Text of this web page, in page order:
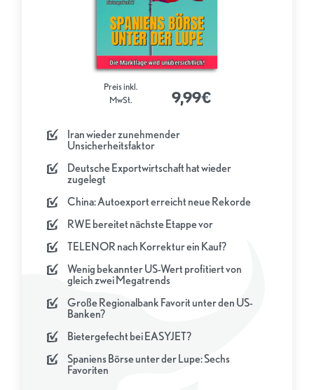
Iran wieder zunehmender
Unsicherheitsfaktor
Deutsche Exportwirtschaft hat wieder
zugelegt
China: Autoexport erreicht neue Rekorde
RWE bereitet nächste Etappe vor
TELENOR nach Korrektur ein Kauf?
Wenig bekannter US-Wert profitiert von
gleich zwei Megatrends
Große Regionalbank Favorit unter den US-
Banken?
Bietergefecht bei EASYJET?
Spaniens Börse unter der Lupe: Sechs
Favoriten
Preis inkl.
MwSt.
9,99€